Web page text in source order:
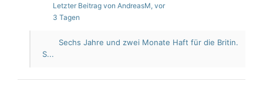
Letzter Beitrag von AndreasM, vor
3 Tagen
Sechs Jahre und zwei Monate Haft für die Britin.
S...